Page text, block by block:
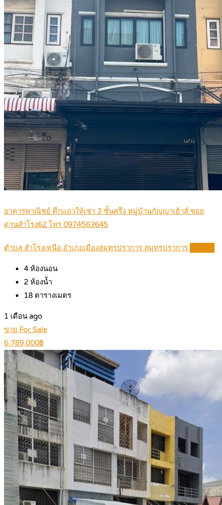
อาคารพาณิชย์ ตึกแถวให้เช่า 3 ชั้นครึ่ง หมู่บ้านกัญญาเฮ้าส์ ซอย
ด่านสำโรง62 โทร 0974563645
ตำบล สำโรงเหนือ อำเภอเมืองสมุทรปราการ สมุทรปราการ
4 ห้องนอน
2 ห้องน้ำ
18 ตารางเมตร
1 เดือน ago
ขาย For Sale
6,789,000฿